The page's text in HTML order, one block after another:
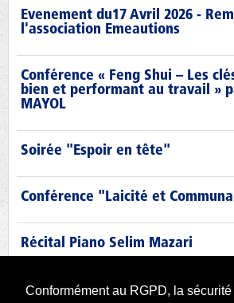
Conformément au RGPD, la sécurité
Evenement du17 Avril 2026 -
l'association Emeautions
Conférence « Feng Shui – Les
bien et performant au travail »
MAYOL
Soirée "Espoir en tête"
Conférence "Laicité et
Récital Piano Selim Mazari